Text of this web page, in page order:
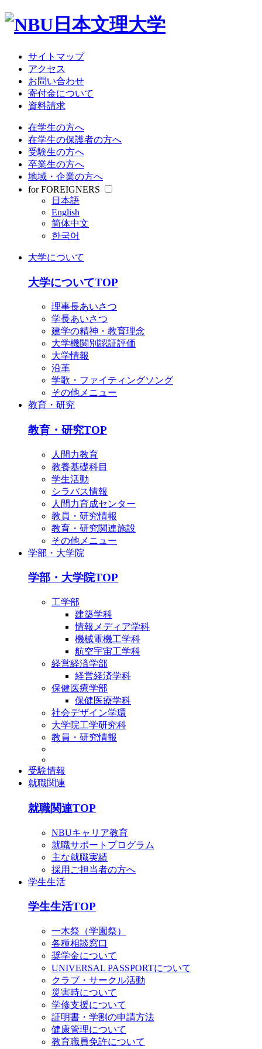
サイトマップ
アクセス
お問い合わせ
寄付金について
資料請求
在学生の方へ
在学生の保護者の方へ
受験生の方へ
卒業生の方へ
地域・企業の方へ
for FOREIGNERS
日本語
English
简体中文
한국어
大学について
大学についてTOP
理事長あいさつ
学長あいさつ
建学の精神・教育理念
大学機関別認証評価
大学情報
沿革
学歌・ファイティングソング
その他メニュー
教育・研究
教育・研究TOP
人間力教育
教養基礎科目
学生活動
シラバス情報
人間力育成センター
教員・研究情報
教育・研究関連施設
その他メニュー
学部・大学院
学部・大学院TOP
工学部
建築学科
情報メディア学科
機械電機工学科
航空宇宙工学科
経営経済学部
経営経済学科
保健医療学部
保健医療学科
社会デザイン学環
大学院工学研究科
教員・研究情報
受験情報
就職関連
就職関連TOP
NBUキャリア教育
就職サポートプログラム
主な就職実績
採用ご担当者の方へ
学生生活
学生生活TOP
一木祭（学園祭）
各種相談窓口
奨学金について
UNIVERSAL PASSPORTについて
クラブ・サークル活動
災害時について
学修支援について
証明書・学割の申請方法
健康管理について
教育職員免許について
大学について
教育・研究
受験情報
就職関連
学生生活
サイトマップ
アクセス
お問い合わせ
寄付金について
資料請求
在学生の方へ
在学生の保護者の方へ
受験生の方へ
卒業生の方へ
地域・企業の方へ
日本語
简体中文